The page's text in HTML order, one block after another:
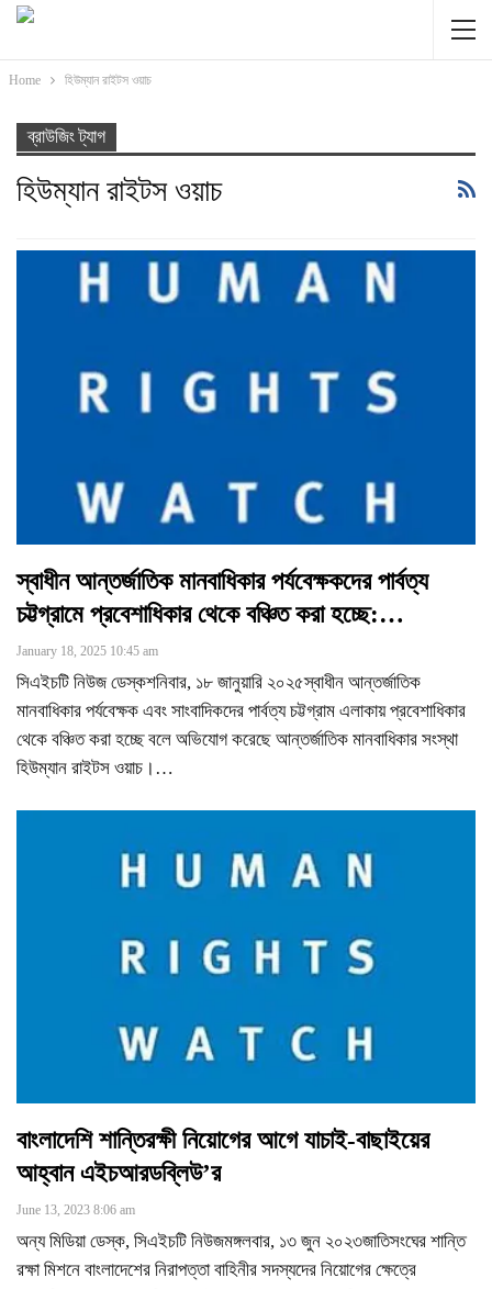
Home হিউম্যান রাইটস ওয়াচ
ব্রাউজিং ট্যাগ
হিউম্যান রাইটস ওয়াচ
স্বাধীন আন্তর্জাতিক মানবাধিকার পর্যবেক্ষকদের পার্বত্য
চট্টগ্রামে প্রবেশাধিকার থেকে বঞ্চিত করা হচ্ছে:…
January 18, 2025 10:45 am
সিএইচটি নিউজ ডেস্কশনিবার, ১৮ জানুয়ারি ২০২৫স্বাধীন আন্তর্জাতিক
মানবাধিকার পর্যবেক্ষক এবং সাংবাদিকদের পার্বত্য চট্টগ্রাম এলাকায় প্রবেশাধিকার
থেকে বঞ্চিত করা হচ্ছে বলে অভিযোগ করেছে আন্তর্জাতিক মানবাধিকার সংস্থা
হিউম্যান রাইটস ওয়াচ। …
বাংলাদেশি শান্তিরক্ষী নিয়োগের আগে যাচাই-বাছাইয়ের
আহ্বান এইচআরডব্লিউ’র
June 13, 2023 8:06 am
অন্য মিডিয়া ডেস্ক, সিএইচটি নিউজমঙ্গলবার, ১৩ জুন ২০২৩জাতিসংঘের শান্তি
রক্ষা মিশনে বাংলাদেশের নিরাপত্তা বাহিনীর সদস্যদের নিয়োগের ক্ষেত্রে